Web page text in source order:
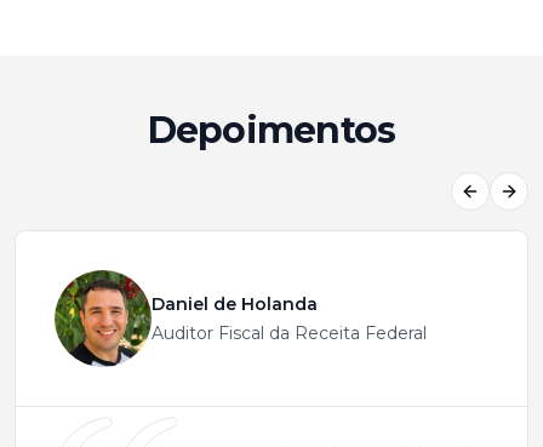
Depoimentos
Daniel de Holanda
Auditor Fiscal da Receita Federal